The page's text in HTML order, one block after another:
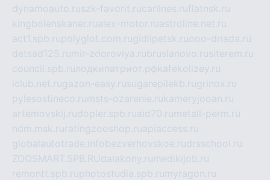
dynamoauto.ruszk-favorit.rucarlines.ruflatnsk.ru
kingbolenskaner.rualex-motor.ruastroline.net.ru
act1.spb.rupolyglot.com.rugidlipetsk.ruooo-driada.ru
detsad125.ru mir-zdoroviya.rubruslanovo.rusiterem.ru
council.spb.ruлодкипатриот.рфkafekolizey.ru
iclub.net.rugazon-easy.rusugarepilekb.rugrinox.ru
pylesostineco.ru msts-ozarenie.rukameryjooan.ru
artemovskij.rudopler.spb.ruaid70.ru metall-perm.ru
ndm.msk.ru ratingzooshop.ruapiaccess.ru
globalautotrade.info bezverhovskoe.rudrsschool.ru
ZOOSMART.SPB.RUdalakony.ru medikijob.ru
remontt.spb.ruphotostudia.spb.ru myragon.ru